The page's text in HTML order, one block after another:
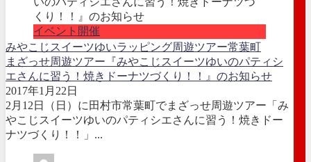
イベント開催
みやこじスイーツゆいラッピング周遊ツアー常葉町
まざっせ周遊ツアー『みやこじスイーツゆいのパティシ
エさんに習う！焼きドーナツづくり！！』のお知らせ
2017年1月22日
2月12日（日）に田村市常葉町でまざっせ周遊ツアー「み
やこじスイーツゆいのパティシエさんに習う！焼きドー
ナツづくり！！」...